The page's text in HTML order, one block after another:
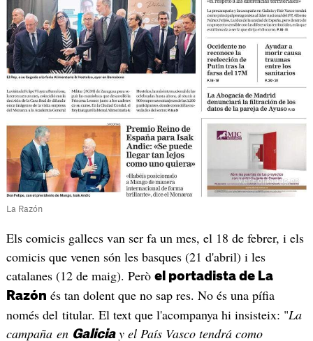
La Razón
Els comicis gallecs van ser fa un mes, el 18 de febrer, i els
comicis que venen són les basques (21 d'abril) i les
catalanes (12 de maig). Però el portadista de La
Razón és tan dolent que no sap res. No és una pífia
només del titular. El text que l'acompanya hi insisteix: "La
campaña en Galiciay el País Vasco tendrá como